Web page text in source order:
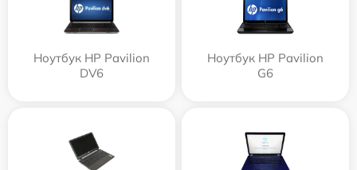
Ноутбук HP Pavilion
DV6
Ноутбук HP Pavilion
G6